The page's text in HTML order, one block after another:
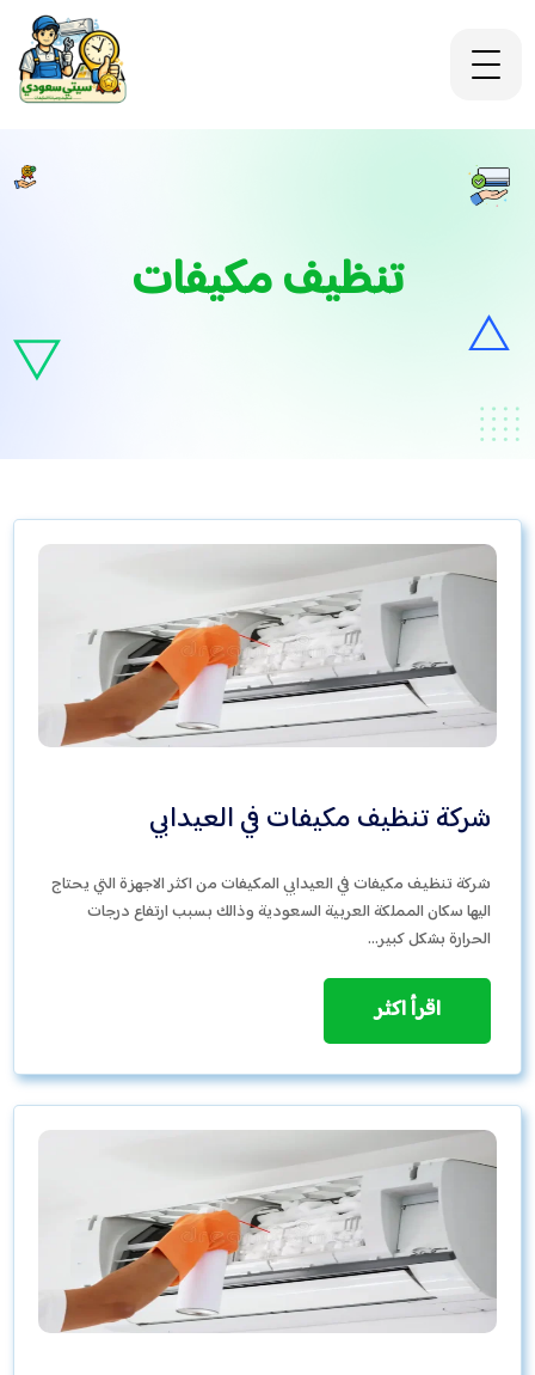
تنظيف مكيفات
شركة تنظيف مكيفات في العيدابي
شركة تنظيف مكيفات في العيدابي المكيفات من اكثر الاجهزة التي يحتاج
اليها سكان المملكة العربية السعودية وذالك بسبب ارتفاع درجات
الحرارة بشكل كبير…
اقرأ اكثر